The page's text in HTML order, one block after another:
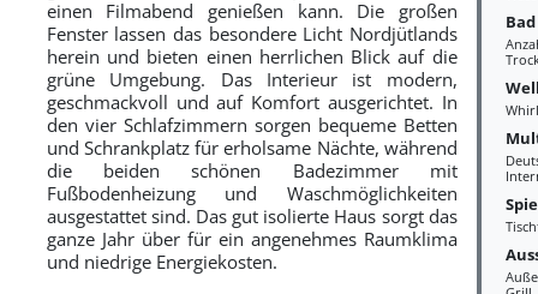
Bad
einen Filmabend genießen kann. Die großen
Fenster lassen das besondere Licht Nordjütlands
herein und bieten einen herrlichen Blick auf die
grüne Umgebung. Das Interieur ist modern,
geschmackvoll und auf Komfort ausgerichtet. In
den vier Schlafzimmern sorgen bequeme Betten
und Schrankplatz für erholsame Nächte, während
die beiden schönen Badezimmer mit
Fußbodenheizung und Waschmöglichkeiten
ausgestattet sind. Das gut isolierte Haus sorgt das
ganze Jahr über für ein angenehmes Raumklima
und niedrige Energiekosten.